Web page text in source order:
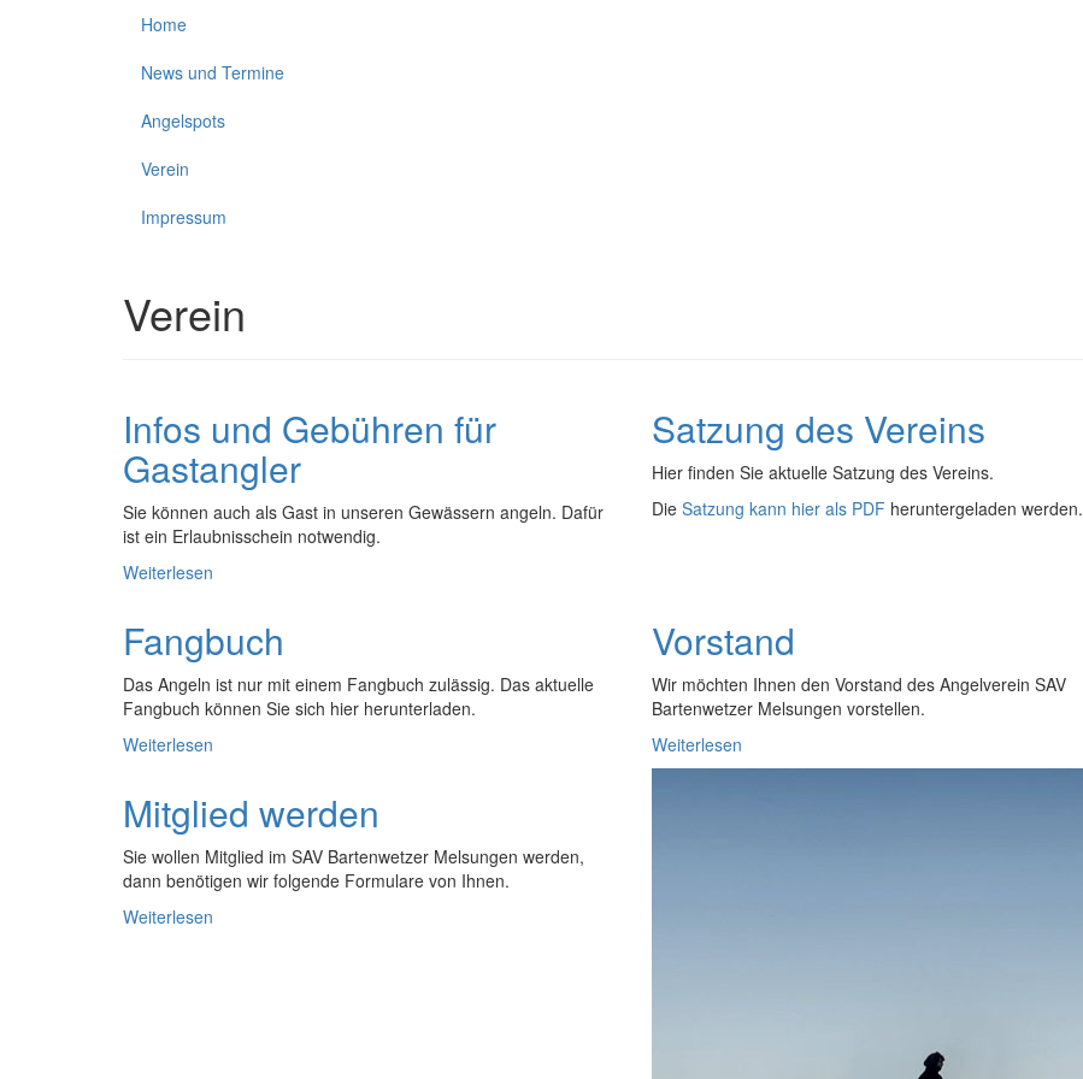
Home
News und Termine
Angelspots
Verein
Impressum
Verein
Infos und Gebühren für
Gastangler
Sie können auch als Gast in unseren Gewässern angeln. Dafür
ist ein Erlaubnisschein notwendig.
Weiterlesen
Satzung des Vereins
Hier finden Sie aktuelle Satzung des Vereins.
Die Satzung kann hier als PDF heruntergeladen werden.
Fangbuch
Das Angeln ist nur mit einem Fangbuch zulässig. Das aktuelle
Fangbuch können Sie sich hier herunterladen.
Weiterlesen
Vorstand
Wir möchten Ihnen den Vorstand des Angelverein SAV
Bartenwetzer Melsungen vorstellen.
Weiterlesen
Mitglied werden
Sie wollen Mitglied im SAV Bartenwetzer Melsungen werden,
dann benötigen wir folgende Formulare von Ihnen.
Weiterlesen